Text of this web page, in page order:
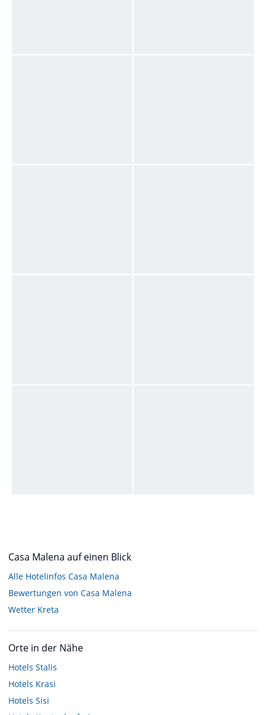
Casa Malena auf einen Blick
Alle Hotelinfos Casa Malena
Bewertungen von Casa Malena
Wetter Kreta
Orte in der Nähe
Hotels Stalis
Hotels Krasi
Hotels Sisi